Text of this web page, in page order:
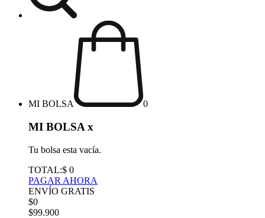
MI BOLSA 0
MI BOLSA x
Tu bolsa esta vacía.
TOTAL:$ 0
PAGAR AHORA
ENVÍO GRATIS
$0
$99.900